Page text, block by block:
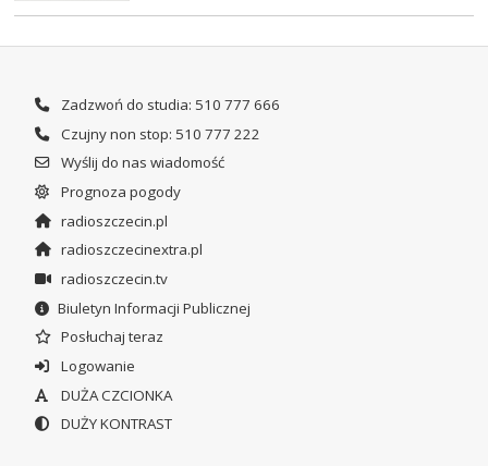
Zadzwoń do studia: 510 777 666
Czujny non stop: 510 777 222
Wyślij do nas wiadomość
Prognoza pogody
radioszczecin.pl
radioszczecinextra.pl
radioszczecin.tv
Biuletyn Informacji Publicznej
Posłuchaj teraz
Logowanie
DUŻA CZCIONKA
DUŻY KONTRAST